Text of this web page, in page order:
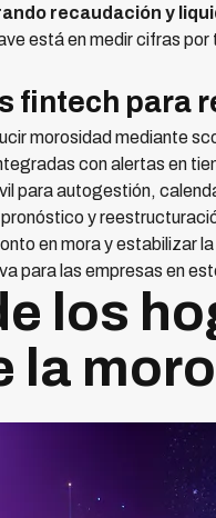
recaudación y
está en medir cifras
fintech para
morosidad mediante
con alertas en
para autogestión,
y
en mora y estabilizar
para las empresas en
los
la